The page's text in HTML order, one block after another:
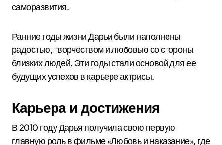
саморазвития.
Ранние годы жизни Дарьи были наполнены
радостью, творчеством и любовью со стороны
близких людей. Эти годы стали основой для ее
будущих успехов в карьере актрисы.
Карьера и достижения
В 2010 году Дарья получила свою первую
главную роль в фильме «Любовь и наказание», где